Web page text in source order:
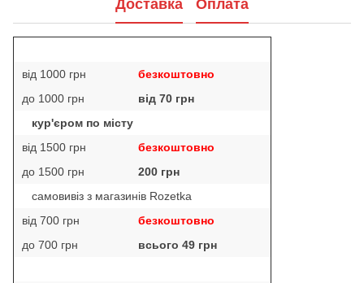
Доставка Оплата
від 1000 грн
безкоштовно
до 1000 грн
від 70 грн
кур'єром по місту
від 1500 грн
безкоштовно
до 1500 грн
200 грн
самовивіз з магазинів Rozetka
від 700 грн
безкоштовно
до 700 грн
всього 49 грн